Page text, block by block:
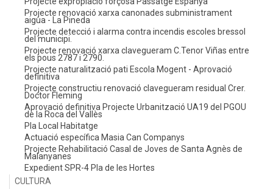
Projecte renovació xarxa canonades subministrament
aigua - La Pineda
Projecte detecció i alarma contra incendis escoles bressol
del municipi.
Projecte renovació xarxa clavegueram C.Tenor Viñas entre
els pous 2787 i 2790.
Projecte naturalització pati Escola Mogent - Aprovació
definitiva
Projecte constructiu renovació clavegueram residual Crer.
Doctor Fleming
Aprovació definitiva Projecte Urbanització UA19 del PGOU
de la Roca del Vallès
Pla Local Habitatge
Actuació específica Masia Can Companys
Projecte Rehabilitació Casal de Joves de Santa Agnès de
Malanyanes
Expedient SPR-4 Pla de les Hortes
CULTURA